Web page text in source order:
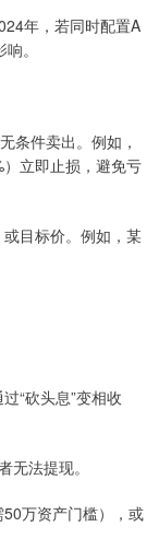
年，若同时配置A
。
条件卖出。例如，
立即止损，避免亏
目标价。例如，某
“砍头息”变相收
法提现。
万资产门槛），或